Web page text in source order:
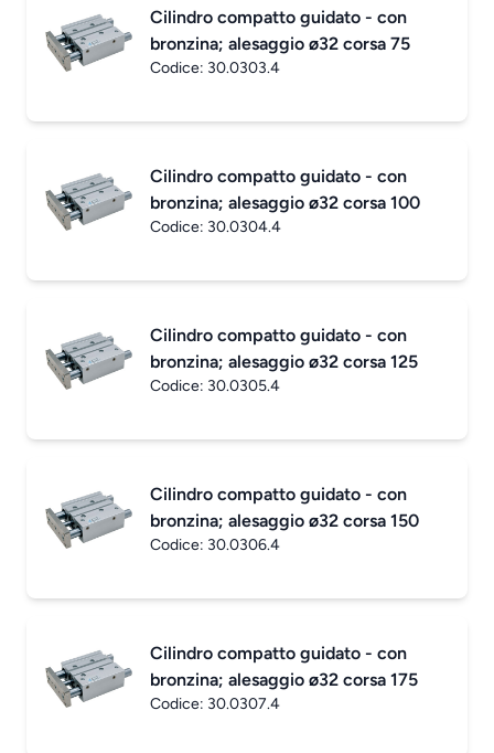
Cilindro compatto guidato - con
bronzina; alesaggio ø32 corsa 75
Codice: 30.0303.4
Cilindro compatto guidato - con
bronzina; alesaggio ø32 corsa 100
Codice: 30.0304.4
Cilindro compatto guidato - con
bronzina; alesaggio ø32 corsa 125
Codice: 30.0305.4
Cilindro compatto guidato - con
bronzina; alesaggio ø32 corsa 150
Codice: 30.0306.4
Cilindro compatto guidato - con
bronzina; alesaggio ø32 corsa 175
Codice: 30.0307.4